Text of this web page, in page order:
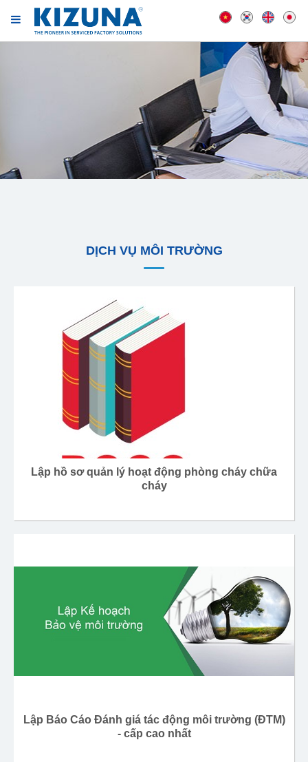
DỊCH VỤ MÔI TRƯỜNG
Lập hồ sơ quản lý hoạt động phòng cháy chữa
cháy
Lập Báo Cáo Đánh giá tác động môi trường (ĐTM)
- cấp cao nhất